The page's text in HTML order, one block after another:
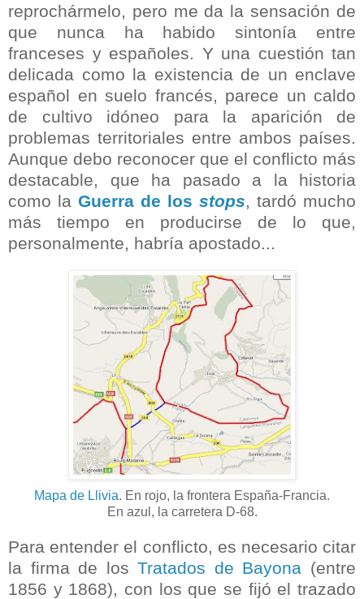
reprochármelo, pero me da la sensación de
que nunca ha habido sintonía entre
franceses y españoles. Y una cuestión tan
delicada como la existencia de un enclave
español en suelo francés, parece un caldo
de cultivo idóneo para la aparición de
problemas territoriales entre ambos países.
Aunque debo reconocer que el conflicto más
destacable, que ha pasado a la historia
como la Guerra de los stops, tardó mucho
más tiempo en producirse de lo que,
personalmente, habría apostado...
Mapa de Llivia. En rojo, la frontera España-Francia.
En azul, la carretera D-68.
Para entender el conflicto, es necesario citar
la firma de losTratados de Bayona (entre
1856 y 1868), con los que se fijó el trazado